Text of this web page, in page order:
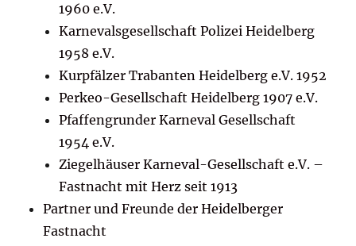
1960 e.V.
Karnevalsgesellschaft Polizei Heidelberg
1958 e.V.
Kurpfälzer Trabanten Heidelberg e.V. 1952
Perkeo-Gesellschaft Heidelberg 1907 e.V.
Pfaffengrunder Karneval Gesellschaft
1954 e.V.
Ziegelhäuser Karneval-Gesellschaft e.V. –
Fastnacht mit Herz seit 1913
Partner und Freunde der Heidelberger
Fastnacht